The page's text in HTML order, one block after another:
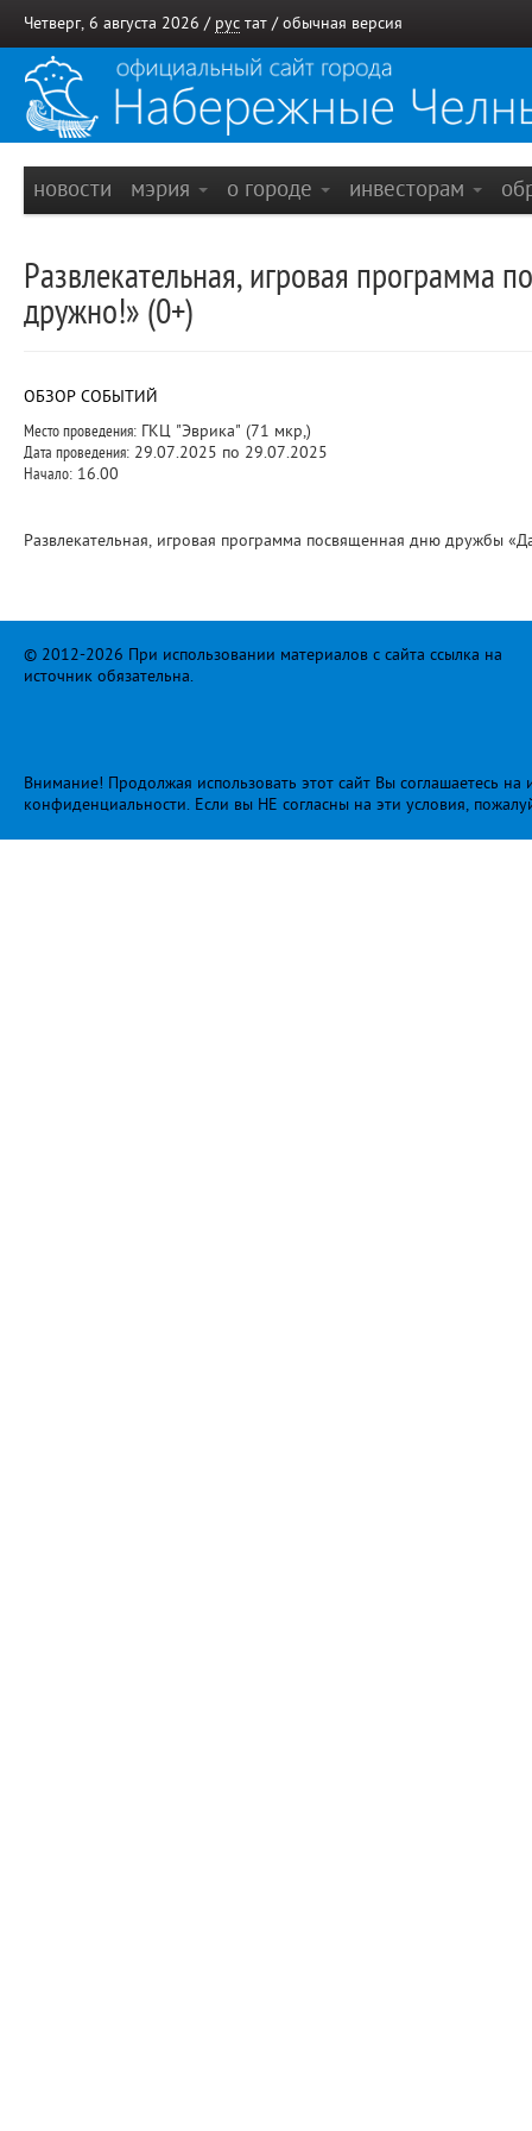
Четверг, 6 августа 2026 / рус тат / обычная версия
новости мэрия о городе инвесторам
Развлекательная, игровая программа
дружно!» (0+)
ОБЗОР СОБЫТИЙ
Место проведения: ГКЦ "Эврика" (71 мкр,)
Дата проведения: 29.07.2025 по 29.07.2025
Начало: 16.00
Развлекательная, игровая программа посвященная дню дружбы
© 2012-2026 При использовании материалов с сайта ссылка на
источник обязательна.
Внимание! Продолжая использовать этот сайт Вы соглашаетесь
конфиденциальности. Если вы НЕ согласны на эти условия,